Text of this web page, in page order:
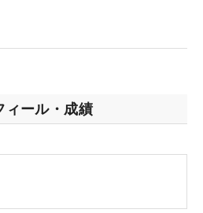
ィール・成績